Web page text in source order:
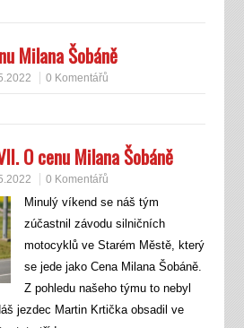
Milana Šobáně
0 Komentářů
O cenu Milana Šobáně
0 Komentářů
Minulý víkend se náš tým
zúčastnil závodu silničních
motocyklů ve Starém Městě, který
se jede jako Cena Milana Šobáně.
Z pohledu našeho týmu to nebyl
jezdec Martin Krtička obsadil ve